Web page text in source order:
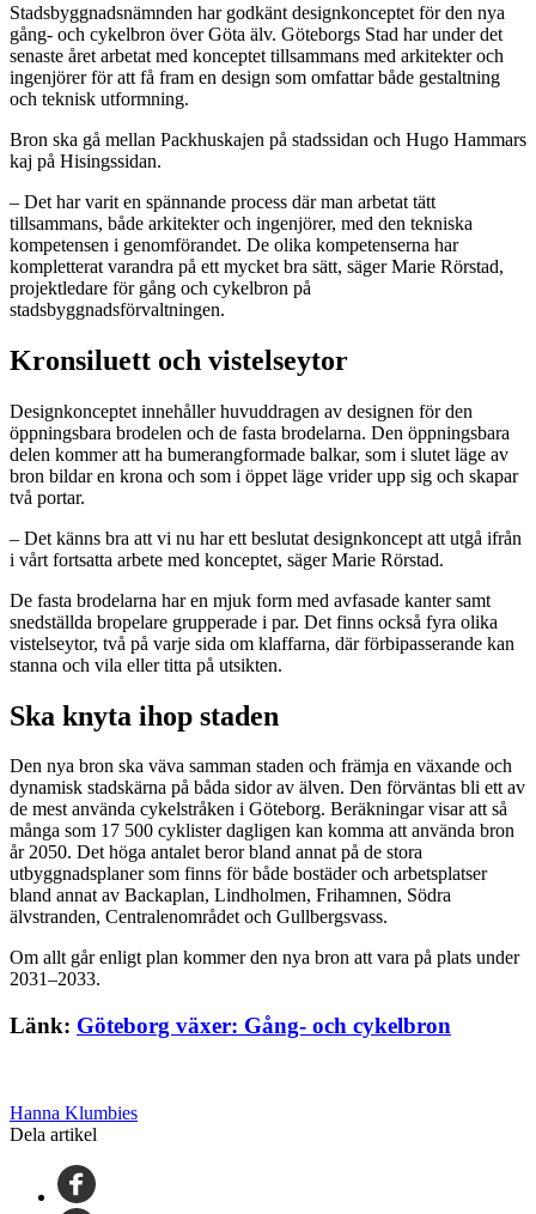
Stadsbyggnadsnämnden har godkänt designkonceptet för den nya
gång- och cykelbron över Göta älv. Göteborgs Stad har under det
senaste året arbetat med konceptet tillsammans med arkitekter och
ingenjörer för att få fram en design som omfattar både gestaltning
och teknisk utformning.
Bron ska gå mellan Packhuskajen på stadssidan och Hugo Hammars
kaj på Hisingssidan.
– Det har varit en spännande process där man arbetat tätt
tillsammans, både arkitekter och ingenjörer, med den tekniska
kompetensen i genomförandet. De olika kompetenserna har
kompletterat varandra på ett mycket bra sätt, säger Marie Rörstad,
projektledare för gång och cykelbron på
stadsbyggnadsförvaltningen.
Kronsiluett och vistelseytor
Designkonceptet innehåller huvuddragen av designen för den
öppningsbara brodelen och de fasta brodelarna. Den öppningsbara
delen kommer att ha bumerangformade balkar, som i slutet läge av
bron bildar en krona och som i öppet läge vrider upp sig och skapar
två portar.
– Det känns bra att vi nu har ett beslutat designkoncept att utgå ifrån
i vårt fortsatta arbete med konceptet, säger Marie Rörstad.
De fasta brodelarna har en mjuk form med avfasade kanter samt
snedställda bropelare grupperade i par. Det finns också fyra olika
vistelseytor, två på varje sida om klaffarna, där förbipasserande kan
stanna och vila eller titta på utsikten.
Ska knyta ihop staden
Den nya bron ska väva samman staden och främja en växande och
dynamisk stadskärna på båda sidor av älven. Den förväntas bli ett av
de mest använda cykelstråken i Göteborg. Beräkningar visar att så
många som 17 500 cyklister dagligen kan komma att använda bron
år 2050. Det höga antalet beror bland annat på de stora
utbyggnadsplaner som finns för både bostäder och arbetsplatser
bland annat av Backaplan, Lindholmen, Frihamnen, Södra
älvstranden, Centralenområdet och Gullbergsvass.
Om allt går enligt plan kommer den nya bron att vara på plats under
2031–2033.
Länk: Göteborg växer: Gång- och cykelbron
Hanna Klumbies
Dela artikel